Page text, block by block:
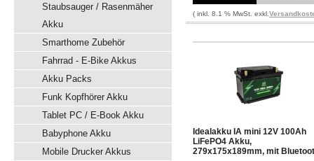
Staubsauger / Rasenmäher
Akku
Smarthome Zubehör
Fahrrad - E-Bike Akkus
Akku Packs
Funk Kopfhörer Akku
Tablet PC / E-Book Akku
Babyphone Akku
Mobile Drucker Akkus
( inkl. 8.1 % MwSt. exkl.
Idealakku IA mini 12V 100Ah
LiFePO4 Akku,
279x175x189mm, mit